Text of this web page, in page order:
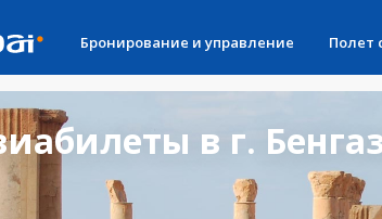
Бронирование и управление Полет
в г.